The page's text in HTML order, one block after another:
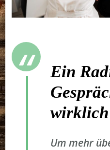
Ein
Um mehr